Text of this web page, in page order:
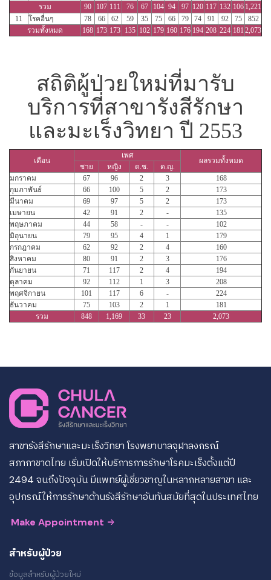
รวม
90 107 111 76 67 104 94 97 120 117 132 106 1,221
11
โรคอื่นๆ 78 66 62 59 35 75 66 79 74 91 92 75
852
รวมทั้งหมด
168 173 173 135 102 179 160 176 194 208 224 181 2,073
สถิติผู้ป่วยใหม่ที่มารับ
บริการที่สาขารังสีรักษา
และมะเร็งวิทยา ปี 2553
เดือน
เพศ
ผลรวมทั้งหมด
ชาย หญิง ด.ช.
ด.ญ.
มกราคม
67 96 2 3
168
กุมภาพันธ์
66 100 5 2
173
มีนาคม
69 97 5 2
173
เมษายน
42 91 2 -
135
พฤษภาคม
44 58 - -
102
มิถุนายน
79 95 4 1
179
กรกฎาคม
62 92 2 4
160
สิงหาคม
80 91 2 3
176
กันยายน
71 117 2 4
194
ตุลาคม
92 112 1 3
208
พฤศจิกายน
101 117 6 -
224
ธันวาคม
75 103 2 1
181
รวม
848 1,169 33 23 2,073
สาขารังสีรักษาและมะเร็งวิทยา โรงพยาบาลจุฬาลงกรณ์
สภากาชาดไทย เริ่มเปิดให้บริการการรักษาโรคมะเร็งตั้งแต่ปี
2494 จนถึงปัจจุบัน มีแพทย์ผู้เชี่ยวชาญในหลากหลายสาขา และ
อุปกรณ์ให้การรักษาด้านรังสีรักษาอันทันสมัยที่สุดในประเทศไทย
Make Appointment
สำหรับผู้ป่วย
ข้อมูลสำหรับผู้ป่วยใหม่